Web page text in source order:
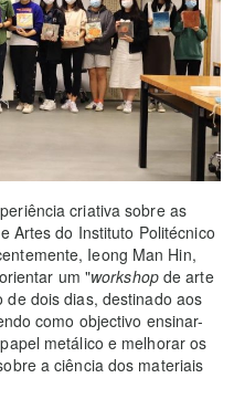
criativa sobre as
Artes do Instituto Politécnico
Ieong Man Hin,
um "workshopde arte
dois dias, destinado aos
como objectivo ensinar-
metálico e melhorar os
a ciência dos materiais